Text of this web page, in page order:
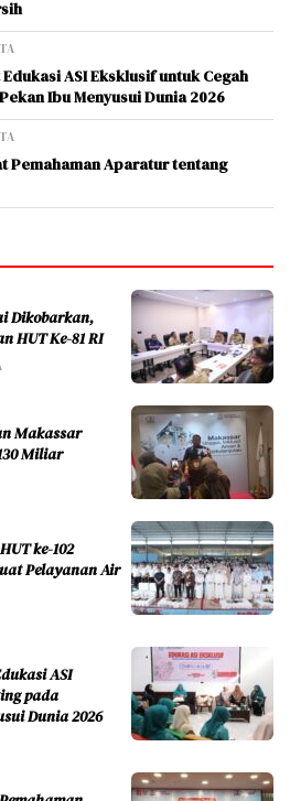
ASI Eksklusif untuk Cegah
Ibu Menyusui Dunia 2026
Pemahaman Aparatur tentang
Dikobarkan,
HUT Ke-81 RI
Makassar
Miliar
ke-102
Pelayanan Air
ASI
pada
Dunia 2026